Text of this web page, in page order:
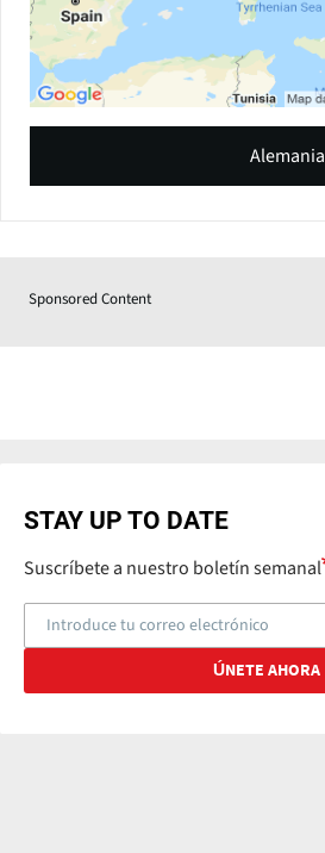
Alemania
Sponsored Content
STAY UP TO DATE
Suscríbete a nuestro boletín semanal